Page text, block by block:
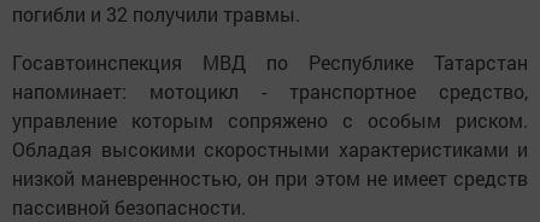
погибли и 32 получили травмы.
Госавтоинспекция МВД по Республике Татарстан
напоминает: мотоцикл - транспортное средство,
управление которым сопряжено с особым риском.
Обладая высокими скоростными характеристиками и
низкой маневренностью, он при этом не имеет средств
пассивной безопасности.